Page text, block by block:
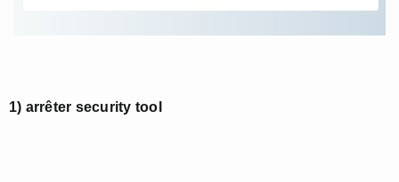
1) arrêter security tool